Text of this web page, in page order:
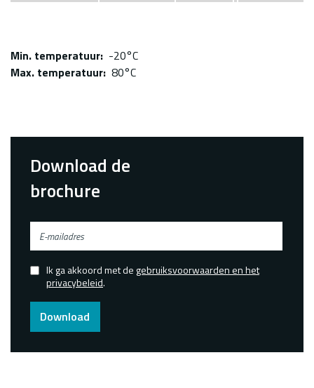
Min. temperatuur -20°C
Max. temperatuur 80°C
Download de
brochure
E-
mailadres
Confirmed
Ik ga akkoord met de gebruiksvoorwaarden en het
privacybeleid.
Download